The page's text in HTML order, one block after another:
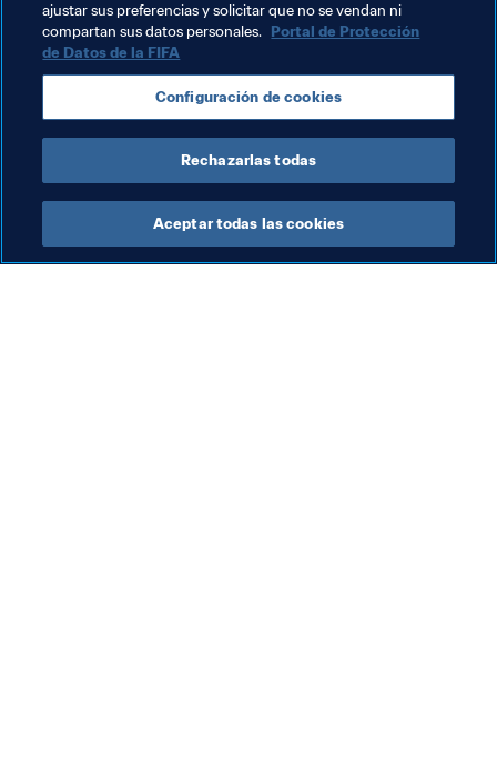
Temas relacionados
Copa Mundial de la FIFA Catar 2022™ AFC
Indonesia
ajustar sus preferencias y solicitar que no se vendan ni
compartan sus datos personales. Portal de Protección
de Datos de la FIFA
Configuración de cookies
Rechazarlas todas
Aceptar todas las cookies